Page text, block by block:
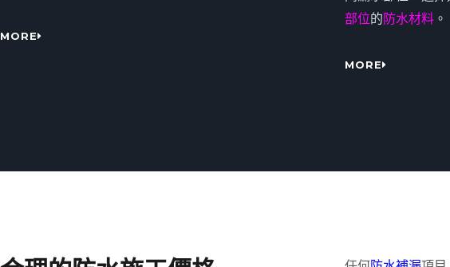
MORE
部位的防水材料。
MORE